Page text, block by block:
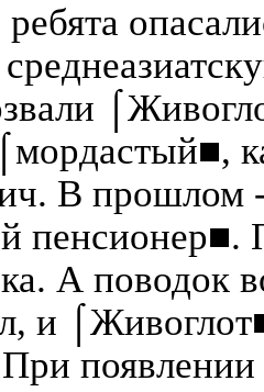
В прошлом
пенсионер■.
А поводок
и
появлении